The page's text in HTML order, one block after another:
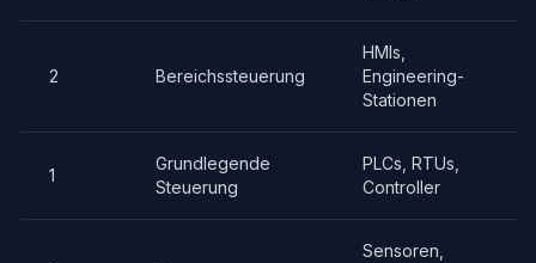
2 Bereichssteuerung
HMIs,
Engineering-
Stationen
1
Grundlegende
Steuerung
PLCs, RTUs,
Controller
Sensoren,